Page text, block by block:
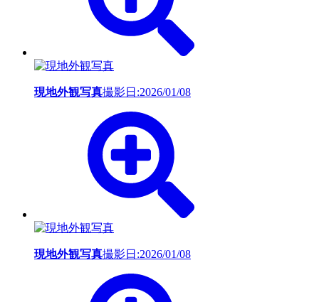
現地外観写真撮影日:2026/01/08
現地外観写真撮影日:2026/01/08